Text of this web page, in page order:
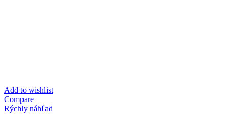
Add to wishlist
Compare
Rýchly náhľad